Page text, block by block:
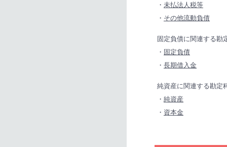
・ 未払法人税等
・ その他流動負債
固定負債に関連する勘
・ 固定負債
・ 長期借入金
純資産に関連する勘定
・ 純資産
・ 資本金